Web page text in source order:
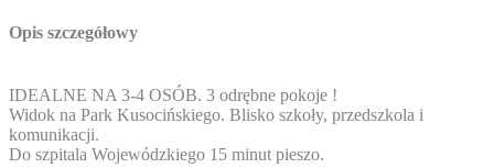
Opis szczegółowy
IDEALNE NA 3-4 OSÓB. 3 odrębne pokoje !
Widok na Park Kusocińskiego. Blisko szkoły, przedszkola i
komunikacji.
Do szpitala Wojewódzkiego 15 minut pieszo.